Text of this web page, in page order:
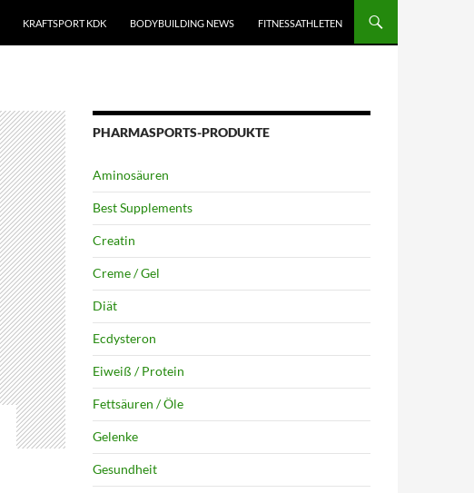
KRAFTSPORT KDK BODYBUILDING NEWS FITNESSATHLETEN
PHARMASPORTS-PRODUKTE
Aminosäuren
Best Supplements
Creatin
Creme / Gel
Diät
Ecdysteron
Eiweiß / Protein
Fettsäuren / Öle
Gelenke
Gesundheit